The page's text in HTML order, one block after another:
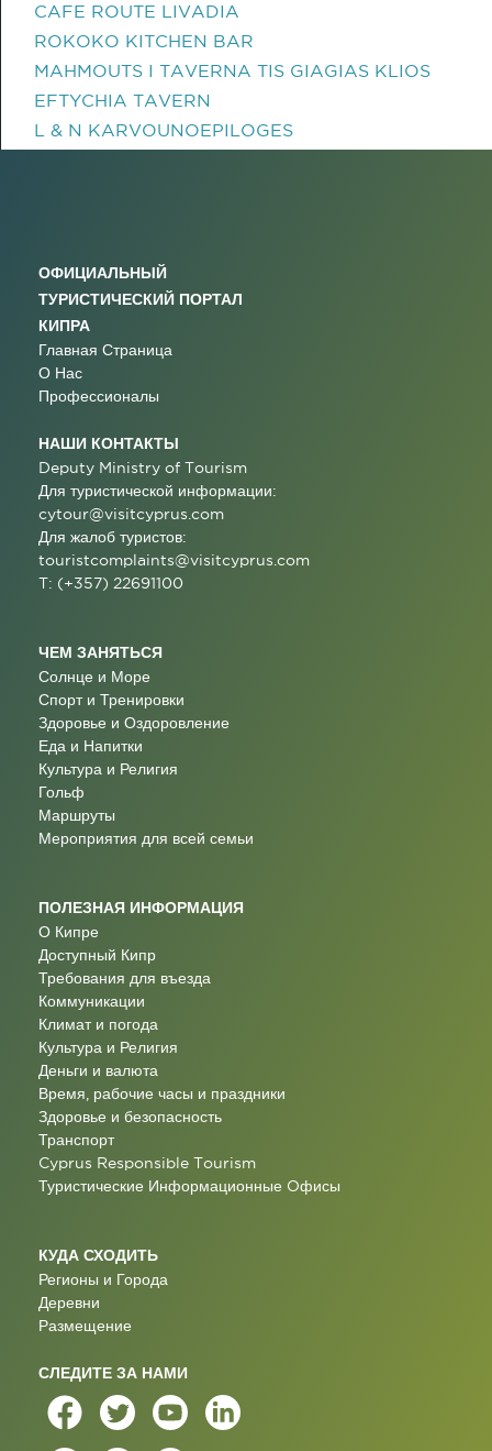
CAFE ROUTE LIVADIA
ROKOKO KITCHEN BAR
MAHMOUTS I TAVERNA TIS GIAGIAS KLIOS
EFTYCHIA TAVERN
L & N KARVOUNOEPILOGES
ОФИЦИАЛЬНЫЙ
ТУРИСТИЧЕСКИЙ ПОРТАЛ
КИПРА
Главная Страница
О Нас
Профессионалы
НАШИ КОНТАКТЫ
Deputy Ministry of Tourism
Для туристической информации:
cytour@visitcyprus.com
Для жалоб туристов:
touristcomplaints@visitcyprus.com
T: (+357) 22691100
ЧЕМ ЗАНЯТЬСЯ
Солнце и Море
Спорт и Тренировки
Здоровье и Оздоровление
Еда и Напитки
Культура и Религия
Гольф
Маршруты
Мероприятия для всей семьи
ПОЛЕЗНАЯ ИНФОРМАЦИЯ
О Кипре
Доступный Кипр
Требования для въезда
Коммуникации
Климат и погода
Культура и Религия
Деньги и валюта
Время, рабочие часы и праздники
Здоровье и безопасность
Транспорт
Cyprus Responsible Tourism
Туристические Информационные Oфисы
КУДА СХОДИТЬ
Регионы и Города
Деревни
Размещение
СЛЕДИТЕ ЗА НАМИ